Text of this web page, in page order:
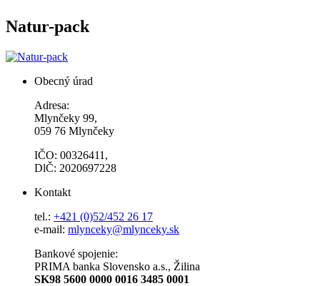
Natur-pack
Obecný úrad
Adresa:
Mlynčeky 99,
059 76 Mlynčeky
IČO: 00326411,
DlČ: 2020697228
Kontakt
tel.: +421 (0)52/452 26 17
e-mail: mlynceky@mlynceky.sk
Bankové spojenie:
PRIMA banka Slovensko a.s., Žilina
SK98 5600 0000 0016 3485 0001